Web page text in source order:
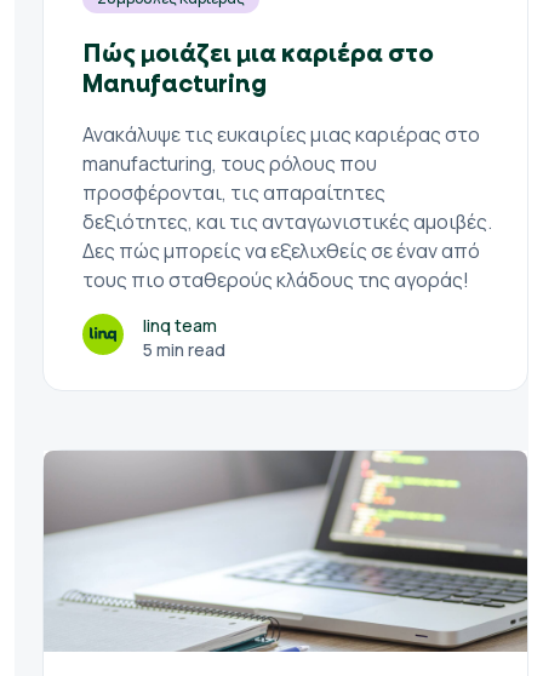
Πώς μοιάζει μια καριέρα στο
Manufacturing
Ανακάλυψε τις ευκαιρίες μιας καριέρας στο
manufacturing, τους ρόλους που
προσφέρονται, τις απαραίτητες
δεξιότητες, και τις ανταγωνιστικές αμοιβές.
Δες πώς μπορείς να εξελιχθείς σε έναν από
τους πιο σταθερούς κλάδους της αγοράς!
linq team
5 min read